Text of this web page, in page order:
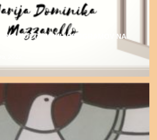
POČITNIŠKIH PROGRAMOV NA